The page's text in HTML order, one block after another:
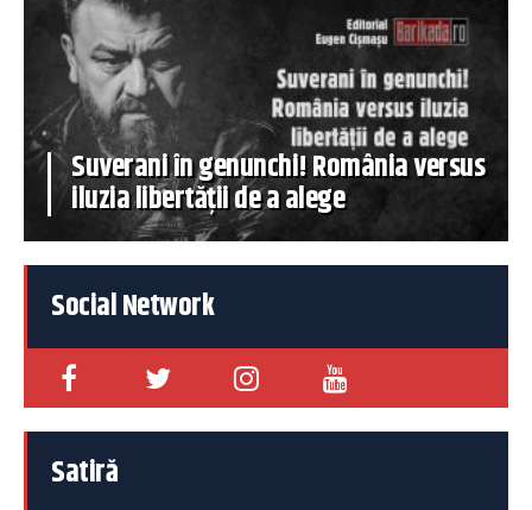
Suverani în genunchi! România versus
iluzia libertății de a alege
Social Network
Satiră